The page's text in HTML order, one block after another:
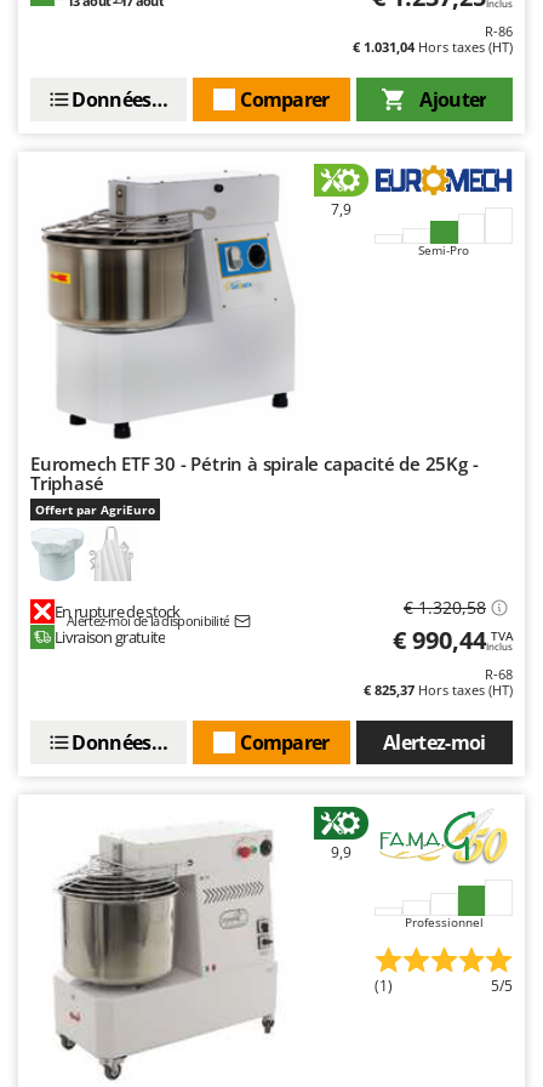
Resto Italia
Ripartrak
Robomow
Rossofuoco
Rover Pompe
Ryobi
S.T.P.
Santos
Sbaraglia
Schnitzer
Seven Italy
Silky
Skil
Snapper
Solidur
Spice Electronics
Spiralmac
Spring Protezione
Spyro
Stanley
Inclus
R-86
€ 1.031,04Hors taxes (HT)
Ajouter
Comparer
Données techniques
7,9
Semi-Pro
Euromech ETF 30 - Pétrin à spirale capacité de 25Kg -
Triphasé
Offert par AgriEuro
En rupture de stock
Alertez-moi de la disponibilité
Livraison gratuite
€ 1.320,58
€ 990,44 TVA
Inclus
R-68
€ 825,37 Hors taxes (HT)
Alertez-moi
Comparer
Données techniques
9,9
Professionnel
(1) 5/5